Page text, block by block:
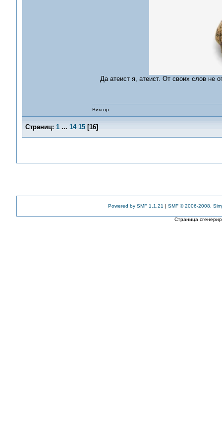
Да атеист я, атеист. От своих слов не
Виктор
Страниц: 1 ... 14 15[16]
Powered by SMF 1.1.21 | SMF © 2006-2008,
Страница